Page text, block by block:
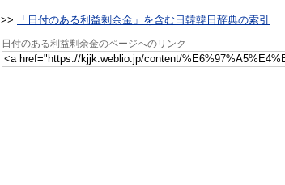
>> 「日付のある利益剰余金」を含む日韓韓日辞典の索引
日付のある利益剰余金のページへのリンク